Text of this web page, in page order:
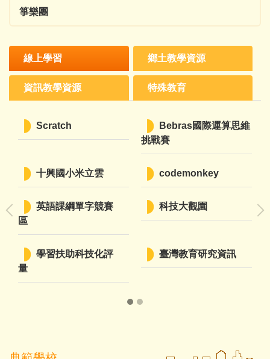
箏樂團
線上學習 鄉土教學資源
資訊教學資源 特殊教育
Scratch
Bebras國際運算思維
挑戰賽
十興國小米立雲 codemonkey
英語課綱單字競賽
區
科技大觀園
學習扶助科技化評
量
臺灣教育研究資訊